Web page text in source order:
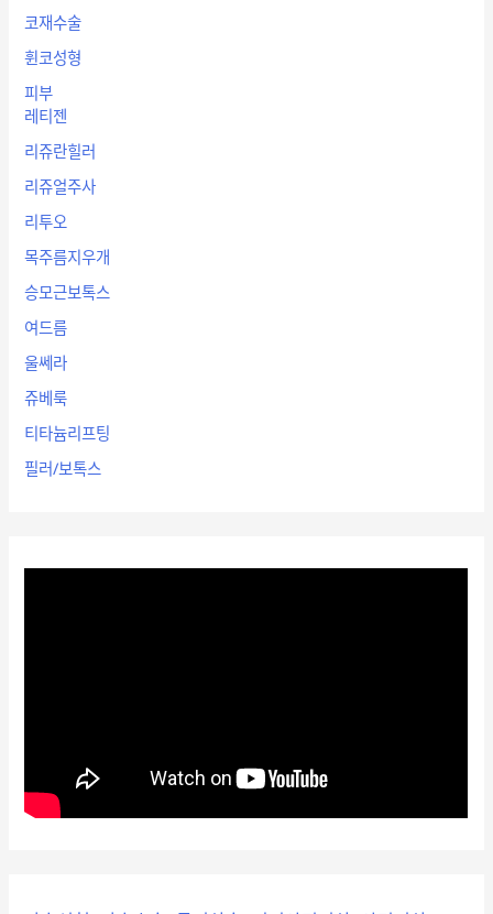
코재수술
휜코성형
피부
레티젠
리쥬란힐러
리쥬얼주사
리투오
목주름지우개
승모근보톡스
여드름
울쎄라
쥬베룩
티타늄리프팅
필러/보톡스